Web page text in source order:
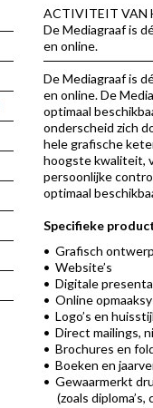
ACTIVITEIT VAN
De Mediagraaf is
en online.
De Mediagraaf is
en online. De
optimaal
onderscheid zich
hele grafische
hoogste kwaliteit,
persoonlijke
optimaal
Specifieke
• Grafisch ontwerp
• Website’s
• Digitale
• Online
• Logo’s en huisstijl
• Direct mailings,
• Brochures en
• Boeken en
• Gewaarmerkt
(zoals